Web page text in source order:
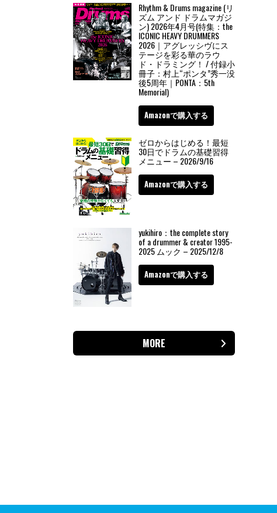
Rhythm & Drums magazine (リ
ズム アンド ドラムマガジ
ン) 2026年4月号(特集：the
ICONIC HEAVY DRUMMERS
2026｜アグレッシヴにス
テージを彩る華のラウ
ド・ドラミング！ / 付録小
冊子：村上“ポンタ”秀一没
後5周年｜PONTA：5th
Memorial)
Amazonで購入する
ゼロからはじめる！最短
30日でドラムの基礎習得
メニュー – 2026/9/16
Amazonで購入する
yukihiro：the complete story
of a drummer & creator 1995-
2025 ムック – 2025/12/8
Amazonで購入する
MORE